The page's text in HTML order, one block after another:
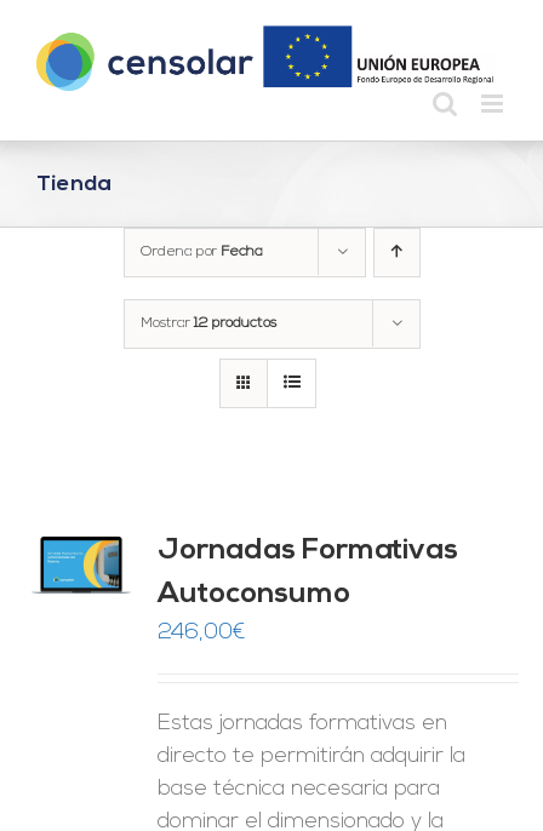
contenido
Tienda
Ordena por Fecha
Mostrar12 productos
Jornadas Formativas
Autoconsumo
246,00€
Estas jornadas formativas en
directo te permitirán adquirir la
base técnica necesaria para
dominar el dimensionado y la